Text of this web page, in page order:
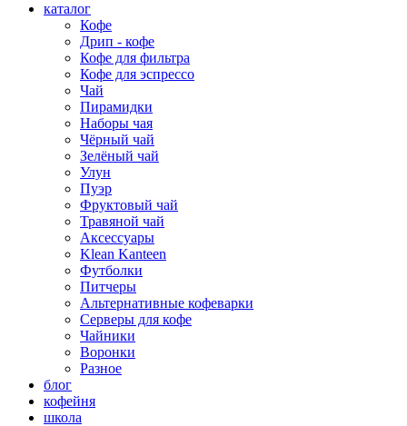
каталог
Кофе
Дрип - кофе
Кофе для фильтра
Кофе для эспрессо
Чай
Пирамидки
Наборы чая
Чёрный чай
Зелёный чай
Улун
Пуэр
Фруктовый чай
Травяной чай
Аксессуары
Klean Kanteen
Футболки
Питчеры
Альтернативные кофеварки
Серверы для кофе
Чайники
Воронки
Разное
блог
кофейня
школа